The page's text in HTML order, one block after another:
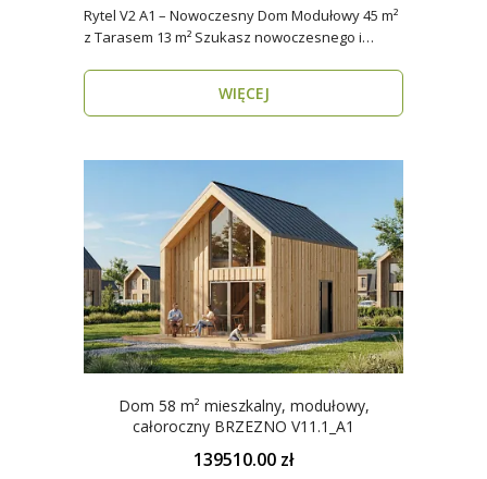
Rytel V2 A1 – Nowoczesny Dom Modułowy 45 m²
z Tarasem 13 m² Szukasz nowoczesnego i
WIĘCEJ
Dom 58 m² mieszkalny, modułowy,
całoroczny BRZEZNO V11.1_A1
139510.00 zł